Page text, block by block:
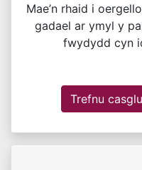
Mae’n rhaid i
gadael ar ymyl y
fwydydd cyn
Trefnu